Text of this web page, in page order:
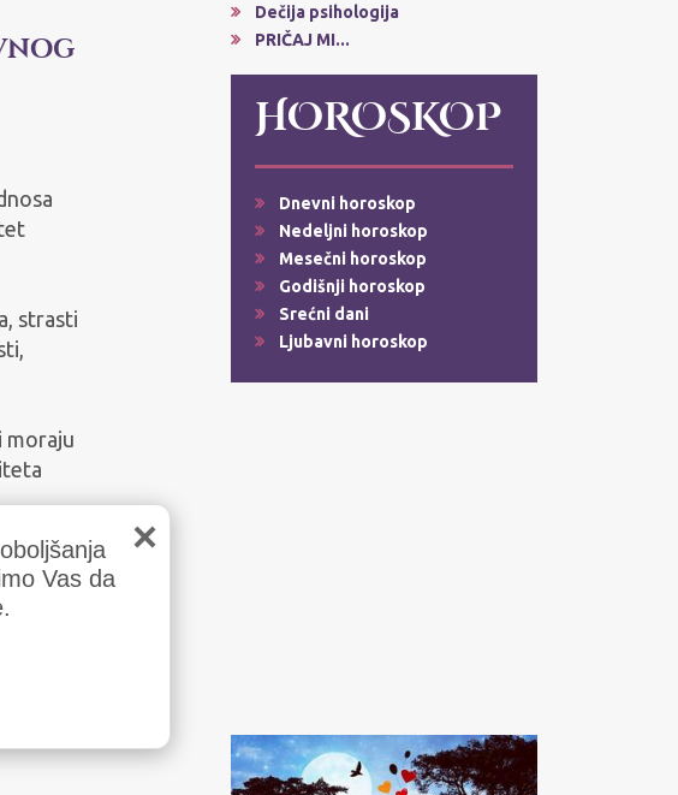
strasti
moraju
na
Dečija psihologija
PRIČAJ MI...
HOROSKOP
Dnevni horoskop
Nedeljni horoskop
Mesečni horoskop
Godišnji horoskop
Srećni dani
Ljubavni horoskop
×
Vas da